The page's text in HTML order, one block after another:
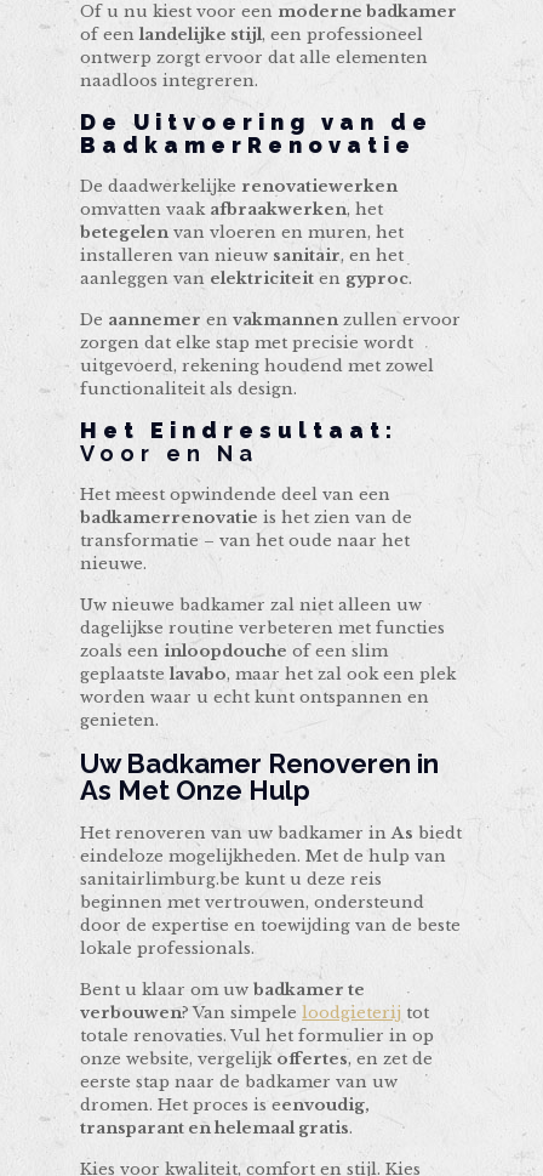
Of u nu kiest voor een moderne badkamer
of eenlandelijke stijl, een professioneel
ontwerp zorgt ervoor dat alle elementen
naadloos integreren.
De Uitvoering van de
BadkamerRenovatie
De daadwerkelijke renovatiewerken
omvatten vaak afbraakwerken, het
betegelen van vloeren en muren, het
installeren van nieuw sanitair, en het
aanleggen van elektriciteit en gyproc.
De aannemer envakmannen zullen ervoor
zorgen dat elke stap met precisie wordt
uitgevoerd, rekening houdend met zowel
functionaliteit als design.
Het Eindresultaat:
Voor en Na
Het meest opwindende deel van een
badkamerrenovatie is het zien van de
transformatie – van het oude naar het
nieuwe.
Uw nieuwe badkamer zal niet alleen uw
dagelijkse routine verbeteren met functies
zoals een inloopdouche of een slim
geplaatstelavabo, maar het zal ook een plek
worden waar u echt kunt ontspannen en
genieten.
Uw Badkamer Renoveren in
As Met Onze Hulp
Het renoveren van uw badkamer inAs biedt
eindeloze mogelijkheden. Met de hulp van
sanitairlimburg.be kunt u deze reis
beginnen met vertrouwen, ondersteund
door de expertise en toewijding van de beste
lokale professionals.
Bent u klaar om uwbadkamer te
verbouwen? Van simpeleloodgieterij tot
totale renovaties. Vul het formulier in op
onze website, vergelijk offertes, en zet de
eerste stap naar de badkamer van uw
dromen. Het proces is eenvoudig,
transparant en helemaal gratis.
Kies voor kwaliteit, comfort en stijl. Kies